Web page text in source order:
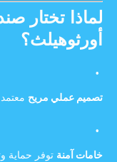
لماذا تختار
أورثوهيلث؟
تصميم عملي مريح
خامات آمنة توفر حماية